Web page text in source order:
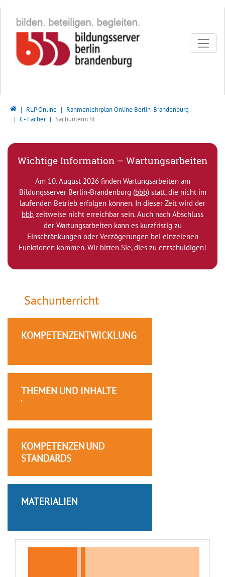
Bildungsserver Berlin - Brandenburg
RLP Online
Rahmenlehrplan Online Berlin-Brandenburg
C - Fächer
Sachunterricht
Wichtige Information – Wartungsarbeiten
Am 10. August 2026 finden Wartungsarbeiten am
Bildungsserver Berlin-Brandenburg (bbb) statt, die nicht im
laufenden Betrieb erfolgen können. In dieser Zeit wird der
bbb zeitweise nicht erreichbar sein. Auch nach Abschluss
der Wartungsarbeiten kann es kurzfristig zu
Einschränkungen oder Verzögerungen bei einzelenen
Funktionen kommen. Wir bitten Sie, dies zu entschuldigen!
Sachunterricht
KOMPETENZENTWICKLUNG
THEMEN UND INHALTE
KOMPETENZEN UND
STANDARDS
MATERIALIEN